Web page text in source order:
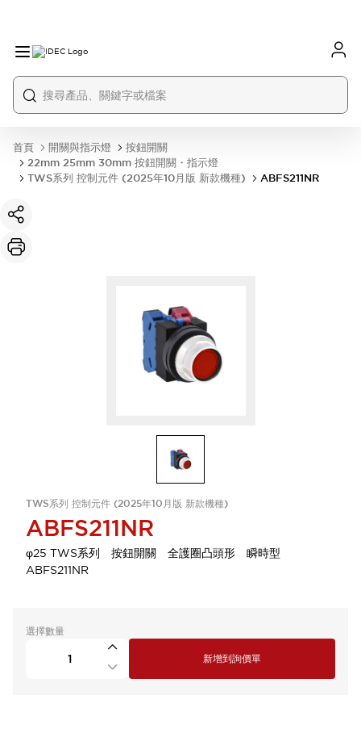
首頁 開關與指示燈
按鈕開關
22mm 25mm 30mm 按鈕開關・指示燈
TWS系列 控制元件 (2025年10月版 新款機種)
ABFS211NR
TWS系列 控制元件 (2025年10月版 新款機種)
ABFS211NR
φ25 TWS系列 按鈕開關 全護圈凸頭形 瞬時型
ABFS211NR
選擇數量
新增到詢價單